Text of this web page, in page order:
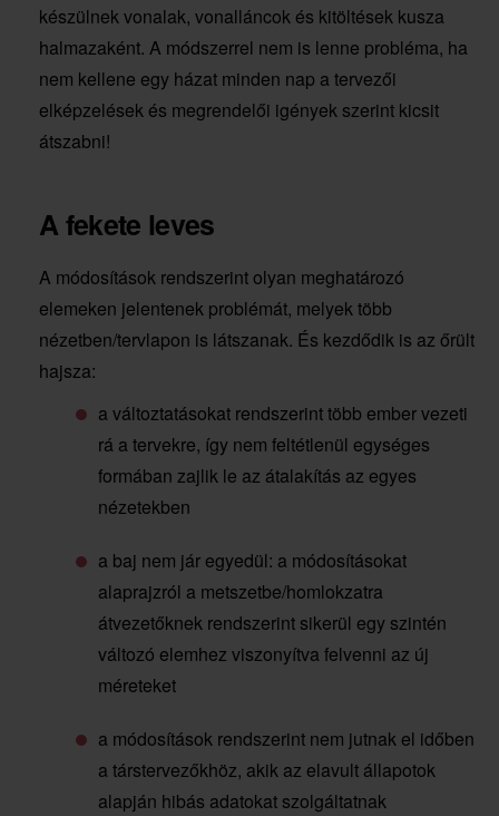
készülnek vonalak, vonalláncok és kitöltések kusza
halmazaként. A módszerrel nem is lenne probléma, ha
nem kellene egy házat minden nap a tervezői
elképzelések és megrendelői igények szerint kicsit
átszabni!
A fekete leves
A módosítások rendszerint olyan meghatározó
elemeken jelentenek problémát, melyek több
nézetben/tervlapon is látszanak. És kezdődik is az őrült
hajsza:
a változtatásokat rendszerint több ember vezeti
rá a tervekre, így nem feltétlenül egységes
formában zajlik le az átalakítás az egyes
nézetekben
a baj nem jár egyedül: a módosításokat
alaprajzról a metszetbe/homlokzatra
átvezetőknek rendszerint sikerül egy szintén
változó elemhez viszonyítva felvenni az új
méreteket
a módosítások rendszerint nem jutnak el időben
a társtervezőkhöz, akik az elavult állapotok
alapján hibás adatokat szolgáltatnak